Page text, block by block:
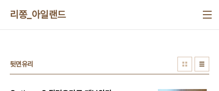
리쫑_아일랜드
뒷면유리